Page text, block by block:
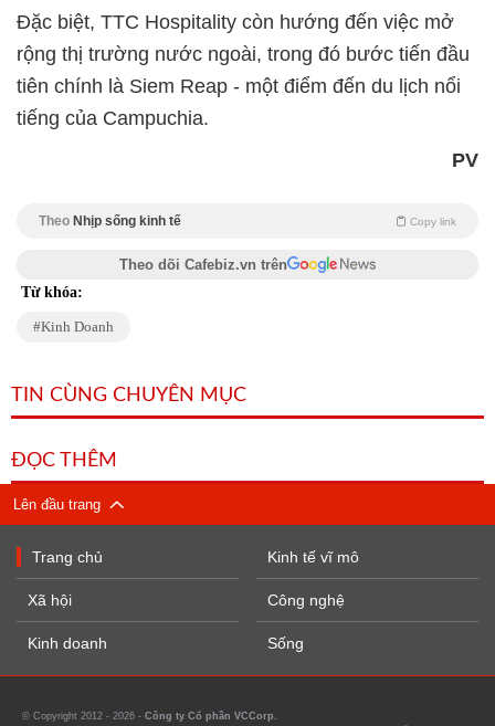
Đặc biệt, TTC Hospitality còn hướng đến việc mở
rộng thị trường nước ngoài, trong đó bước tiến đầu
tiên chính là Siem Reap - một điểm đến du lịch nổi
tiếng của Campuchia.
PV
Theo Nhịp sống kinh tế Copy link
Theo dõi Cafebiz.vn trên
Từ khóa:
Kinh Doanh
TIN CÙNG CHUYÊN MỤC
ĐỌC THÊM
Lên đầu trang
Trang chủ
Xã hội
Kinh doanh
Kinh tế vĩ mô
Công nghệ
Sống
© Copyright 2012 - 2026 - Công ty Cổ phần VCCorp.